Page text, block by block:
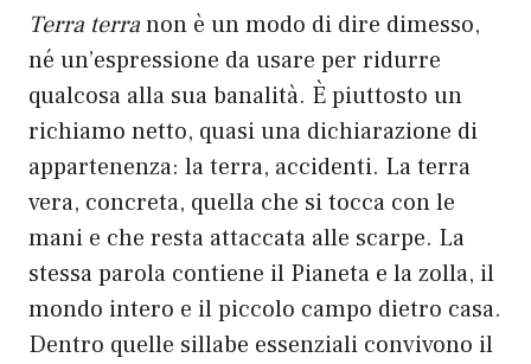
Terra terranon è un modo di dire dimesso,
né un’espressione da usare per ridurre
qualcosa alla sua banalità. È piuttosto un
richiamo netto, quasi una dichiarazione di
appartenenza: la terra, accidenti. La terra
vera, concreta, quella che si tocca con le
mani e che resta attaccata alle scarpe. La
stessa parola contiene il Pianeta e la zolla, il
mondo intero e il piccolo campo dietro casa.
Dentro quelle sillabe essenziali convivono il